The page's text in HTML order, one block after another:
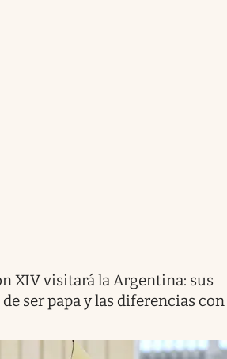
XIV visitará la Argentina: sus
ser papa y las diferencias con